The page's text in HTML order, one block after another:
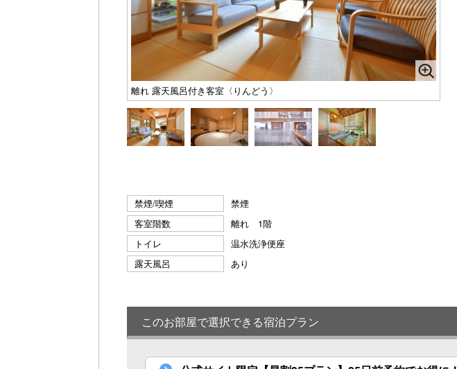
離れ 露天風呂付き客室〈りんどう〉
禁煙/喫煙 禁煙
客室階数 離れ 1階
トイレ
温水洗浄便座
露天風呂
あり
このお部屋で選択できる宿泊プラン